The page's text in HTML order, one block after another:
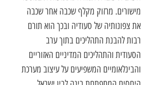
מישורים. מרזוק מקלף שכבה אחר שכבה
את צפונותיה של סעודיה ובכך הוא תורם
רבות להבנת התהליכים בתוך ערב
הסעודית והתהליכים המדיניים האזוריים
והבינלאומיים המשפיעים על עיצוב מערכת